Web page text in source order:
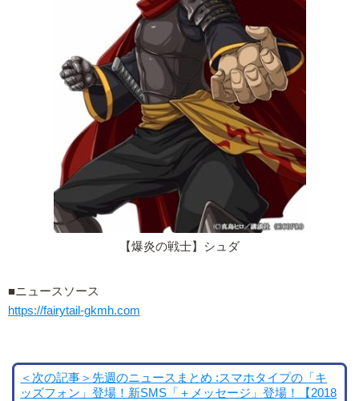
【爆炎の戦士】シュダ
■ニュースソース
https://fairytail-gkmh.com
＜次の記事＞先週のニュースまとめ :スマホタイプの「キ
ッズフォン」登場！新SMS「＋メッセージ」登場！【2018